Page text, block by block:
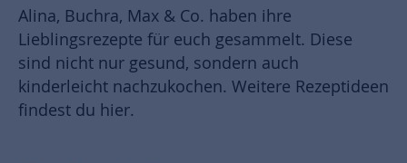
Alina, Buchra, Max & Co. haben ihre
Lieblingsrezepte für euch gesammelt. Diese
sind nicht nur gesund, sondern auch
kinderleicht nachzukochen. Weitere Rezeptideen
findest du hier.